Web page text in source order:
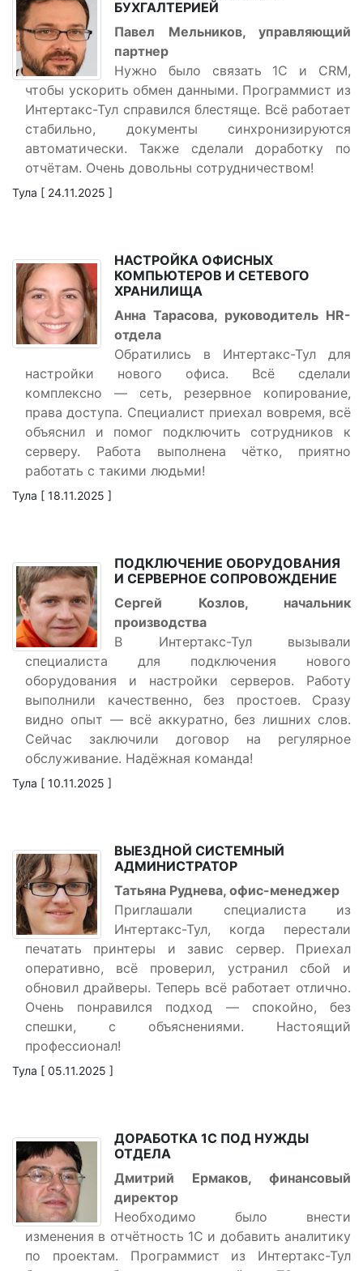
БУХГАЛТЕРИЕЙ
Павел Мельников, управляющий
партнер
Нужно было связать 1С и CRM,
чтобы ускорить обмен данными. Программист из
Интертакс-Тул справился блестяще. Всё работает
стабильно, документы синхронизируются
автоматически. Также сделали доработку по
отчётам. Очень довольны сотрудничеством!
Тула [ 24.11.2025 ]
НАСТРОЙКА ОФИСНЫХ
КОМПЬЮТЕРОВ И СЕТЕВОГО
ХРАНИЛИЩА
Анна Тарасова, руководитель HR-
отдела
Обратились в Интертакс-Тул для
настройки нового офиса. Всё сделали
комплексно — сеть, резервное копирование,
права доступа. Специалист приехал вовремя, всё
объяснил и помог подключить сотрудников к
серверу. Работа выполнена чётко, приятно
работать с такими людьми!
Тула [ 18.11.2025 ]
ПОДКЛЮЧЕНИЕ ОБОРУДОВАНИЯ
И СЕРВЕРНОЕ СОПРОВОЖДЕНИЕ
Сергей Козлов, начальник
производства
В Интертакс-Тул вызывали
специалиста для подключения нового
оборудования и настройки серверов. Работу
выполнили качественно, без простоев. Сразу
видно опыт — всё аккуратно, без лишних слов.
Сейчас заключили договор на регулярное
обслуживание. Надёжная команда!
Тула [ 10.11.2025 ]
ВЫЕЗДНОЙ СИСТЕМНЫЙ
АДМИНИСТРАТОР
Татьяна Руднева, офис-менеджер
Приглашали специалиста из
Интертакс-Тул, когда перестали
печатать принтеры и завис сервер. Приехал
оперативно, всё проверил, устранил сбой и
обновил драйверы. Теперь всё работает отлично.
Очень понравился подход — спокойно, без
спешки, с объяснениями. Настоящий
профессионал!
Тула [ 05.11.2025 ]
ДОРАБОТКА 1С ПОД НУЖДЫ
ОТДЕЛА
Дмитрий Ермаков, финансовый
директор
Необходимо было внести
изменения в отчётность 1С и добавить аналитику
по проектам. Программист из Интертакс-Тул